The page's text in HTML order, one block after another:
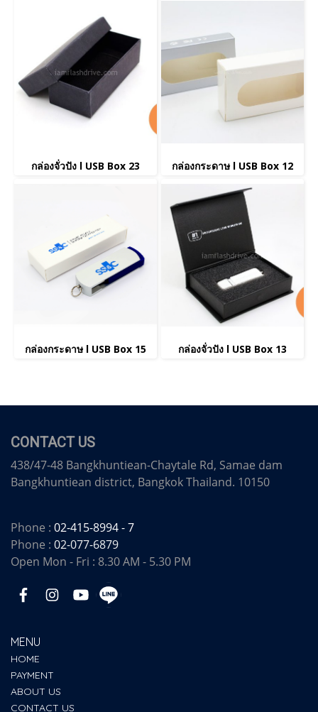
กล่องจั่วปัง l USB Box 23 กล่องกระดาษ l USB Box 12
กล่องกระดาษ l USB Box 15 กล่องจั่วปัง l USB Box 13
CONTACT US
438/47-48 Bangkhuntiean-Chaytale Rd, Samae dam
Bangkhuntiean district, Bangkok Thailand. 10150
Phone : 02-415-8994 - 7
Phone : 02-077-6879
Open Mon - Fri : 8.30 AM - 5.30 PM
MENU
HOME
PAYMENT
ABOUT US
CONTACT US